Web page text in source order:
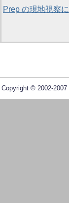
Prep の現地視察
Copyright © 2002-2007